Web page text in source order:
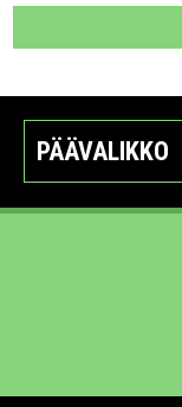
PÄÄVALIKKO